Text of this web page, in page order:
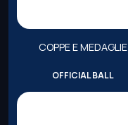
COPPE E MEDAGLIE
OFFICIAL BALL